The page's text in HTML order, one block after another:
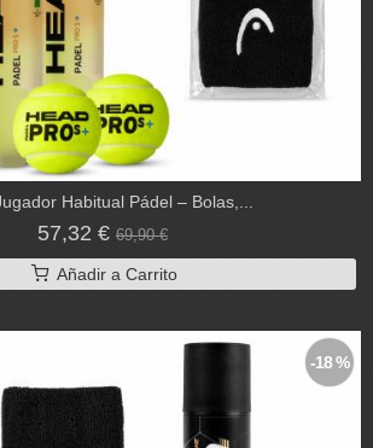
Habitual Pádel – Bolas,...
57,32 € 69,90 €
Añadir a Carrito
-18 %